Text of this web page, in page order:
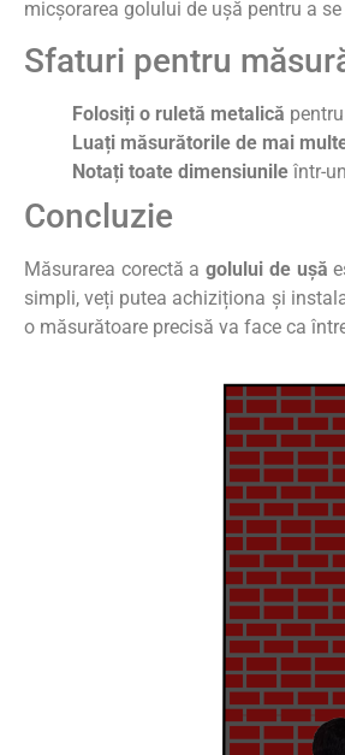
micșorarea golului de ușă pentru a
Sfaturi pentru
Folosiți o ruletă metalică
Luați măsurătorile de mai
Notați toate dimensiunile într-
Concluzie
Măsurarea corectă agolului de ușă
simpli, veți putea achiziționa și
o măsurătoare precisă va face ca